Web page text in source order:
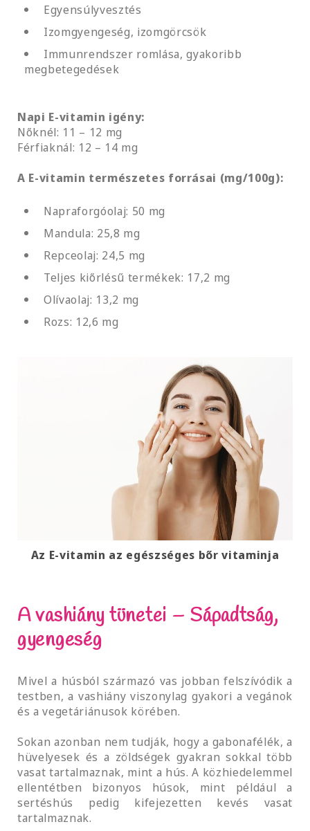
Egyensúlyvesztés
Izomgyengeség, izomgörcsök
Immunrendszer romlása, gyakoribb
megbetegedések
Napi E-vitamin igény:
Nőknél: 11 – 12 mg
Férfiaknál: 12 – 14 mg
A E-vitamin természetes forrásai (mg/100g):
Napraforgóolaj: 50 mg
Mandula: 25,8 mg
Repceolaj: 24,5 mg
Teljes kiőrlésű termékek: 17,2 mg
Olívaolaj: 13,2 mg
Rozs: 12,6 mg
Az E-vitamin az egészséges bőr vitaminja
A vashiány tünetei – Sápadtság,
gyengeség
Mivel a húsból származó vas jobban felszívódik a
testben, a vashiány viszonylag gyakori a vegánok
és a vegetáriánusok körében.
Sokan azonban nem tudják, hogy a gabonafélék, a
hüvelyesek és a zöldségek gyakran sokkal több
vasat tartalmaznak, mint a hús. A közhiedelemmel
ellentétben bizonyos húsok, mint például a
sertéshús pedig kifejezetten kevés vasat
tartalmaznak.